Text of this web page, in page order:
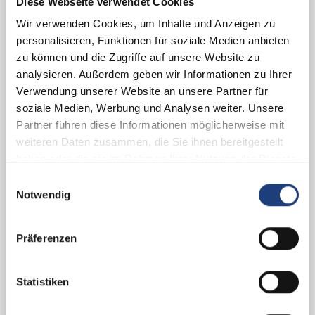
Wir verwenden Cookies, um Inhalte und Anzeigen zu
personalisieren, Funktionen für soziale Medien anbieten
zu können und die Zugriffe auf unsere Website zu
analysieren. Außerdem geben wir Informationen zu Ihrer
Verwendung unserer Website an unsere Partner für
soziale Medien, Werbung und Analysen weiter. Unsere
Partner führen diese Informationen möglicherweise mit
weiteren Daten zusammen, die Sie ihnen bereitgestellt
Notwendig
Präferenzen
Statistiken
so lange wie möglich genießen können. Aluminiumé Metallé
von Jahrzehnten. Sie werden an der Hauswand
eine sichere Lösung. In unserem Konfigurator finden Sie alle
zwischen den Farben Grau, Anthrazit, Braun wählen oder
Lackiererei
3 Schreiben Sie Ihre Nachricht
Ihre Nachricht *
4 Fotos vom Installationsort hochladen
Fotos hierher ziehen und ablegen